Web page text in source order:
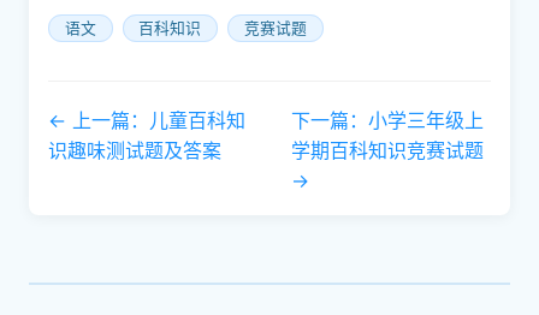
语文 百科知识 竞赛试题
← 上一篇：儿童百科知
识趣味测试题及答案
下一篇：小学三年级上
学期百科知识竞赛试题
→